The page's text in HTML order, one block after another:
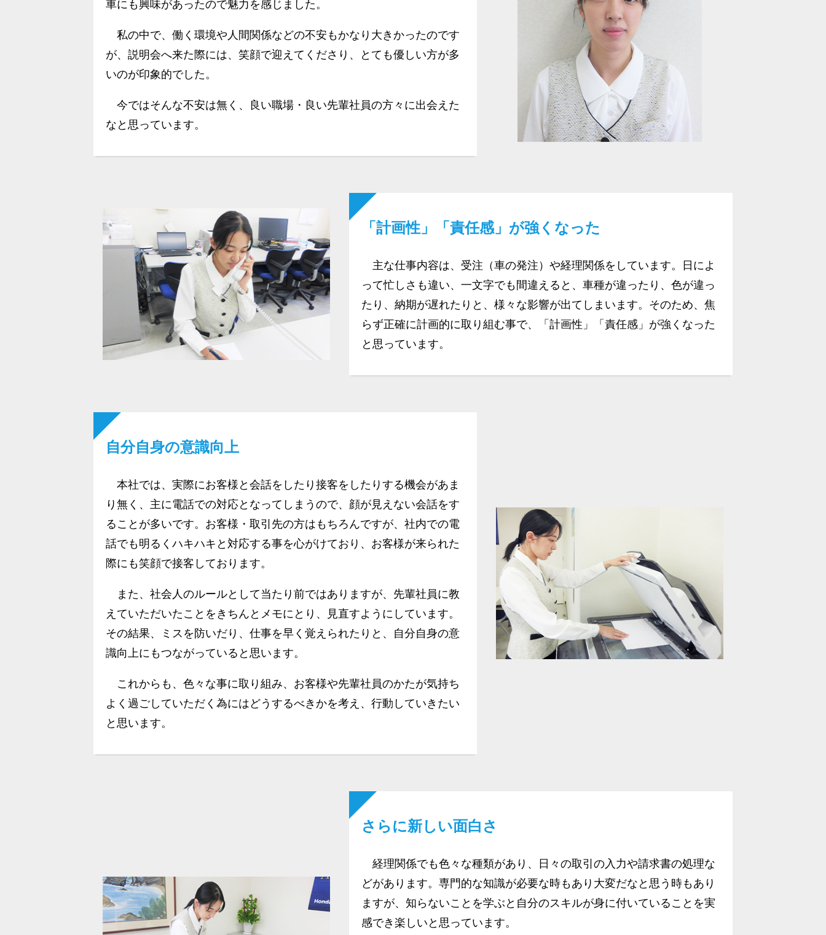
車にも興味があったので魅力を感じました。
私の中で、働く環境や人間関係などの不安もかなり大きかったのです
が、説明会へ来た際には、笑顔で迎えてくださり、とても優しい方が多
いのが印象的でした。
今ではそんな不安は無く、良い職場・良い先輩社員の方々に出会えた
なと思っています。
「計画性」「責任感」が強くなった
主な仕事内容は、受注（車の発注）や経理関係をしています。日によ
って忙しさも違い、一文字でも間違えると、車種が違ったり、色が違っ
たり、納期が遅れたりと、様々な影響が出てしまいます。そのため、焦
らず正確に計画的に取り組む事で、「計画性」「責任感」が強くなった
と思っています。
自分自身の意識向上
本社では、実際にお客様と会話をしたり接客をしたりする機会があま
り無く、主に電話での対応となってしまうので、顔が見えない会話をす
ることが多いです。お客様・取引先の方はもちろんですが、社内での電
話でも明るくハキハキと対応する事を心がけており、お客様が来られた
際にも笑顔で接客しております。
また、社会人のルールとして当たり前ではありますが、先輩社員に教
えていただいたことをきちんとメモにとり、見直すようにしています。
その結果、ミスを防いだり、仕事を早く覚えられたりと、自分自身の意
識向上にもつながっていると思います。
これからも、色々な事に取り組み、お客様や先輩社員のかたが気持ち
よく過ごしていただく為にはどうするべきかを考え、行動していきたい
と思います。
さらに新しい面白さ
経理関係でも色々な種類があり、日々の取引の入力や請求書の処理な
どがあります。専門的な知識が必要な時もあり大変だなと思う時もあり
ますが、知らないことを学ぶと自分のスキルが身に付いていることを実
感でき楽しいと思っています。